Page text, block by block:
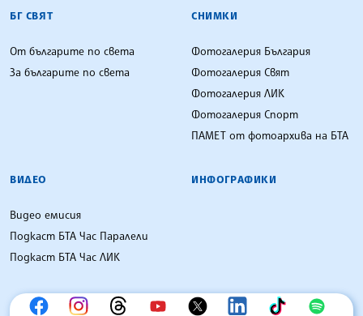
БГ СВЯТ
От българите по света
За българите по света
СНИМКИ
Фотогалерия България
Фотогалерия Свят
Фотогалерия ЛИК
Фотогалерия Спорт
ПАМЕТ от фотоархива на БТА
ВИДЕО
Видео емисия
Подкаст БТА Час Паралели
Подкаст БТА Час ЛИК
ИНФОГРАФИКИ